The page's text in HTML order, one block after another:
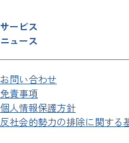
サービス
ニュース
お問い合わせ
免責事項
個人情報保護方針
反社会的勢力の排除に関する